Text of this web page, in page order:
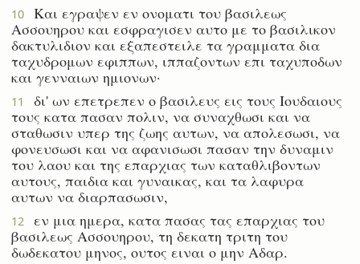
10
Και εγραψεν εν ονοματι του βασιλεως
Ασσουηρου και εσφραγισεν αυτο με το βασιλικον
δακτυλιδιον και εξαπεστειλε τα γραμματα δια
ταχυδρομων εφιππων, ιππαζοντων επι ταχυποδων
και γενναιων ημιονων·
11
δι' ων επετρεπεν ο βασιλευς εις τους Ιουδαιους
τους κατα πασαν πολιν, να συναχθωσι και να
σταθωσιν υπερ της ζωης αυτων, να απολεσωσι, να
φονευσωσι και να αφανισωσι πασαν την δυναμιν
του λαου και της επαρχιας των καταθλιβοντων
αυτους, παιδια και γυναικας, και τα λαφυρα
αυτων να διαρπασωσιν,
12
εν μια ημερα, κατα πασας τας επαρχιας του
βασιλεως Ασσουηρου, τη δεκατη τριτη του
δωδεκατου μηνος, ουτος ειναι ο μην Αδαρ.